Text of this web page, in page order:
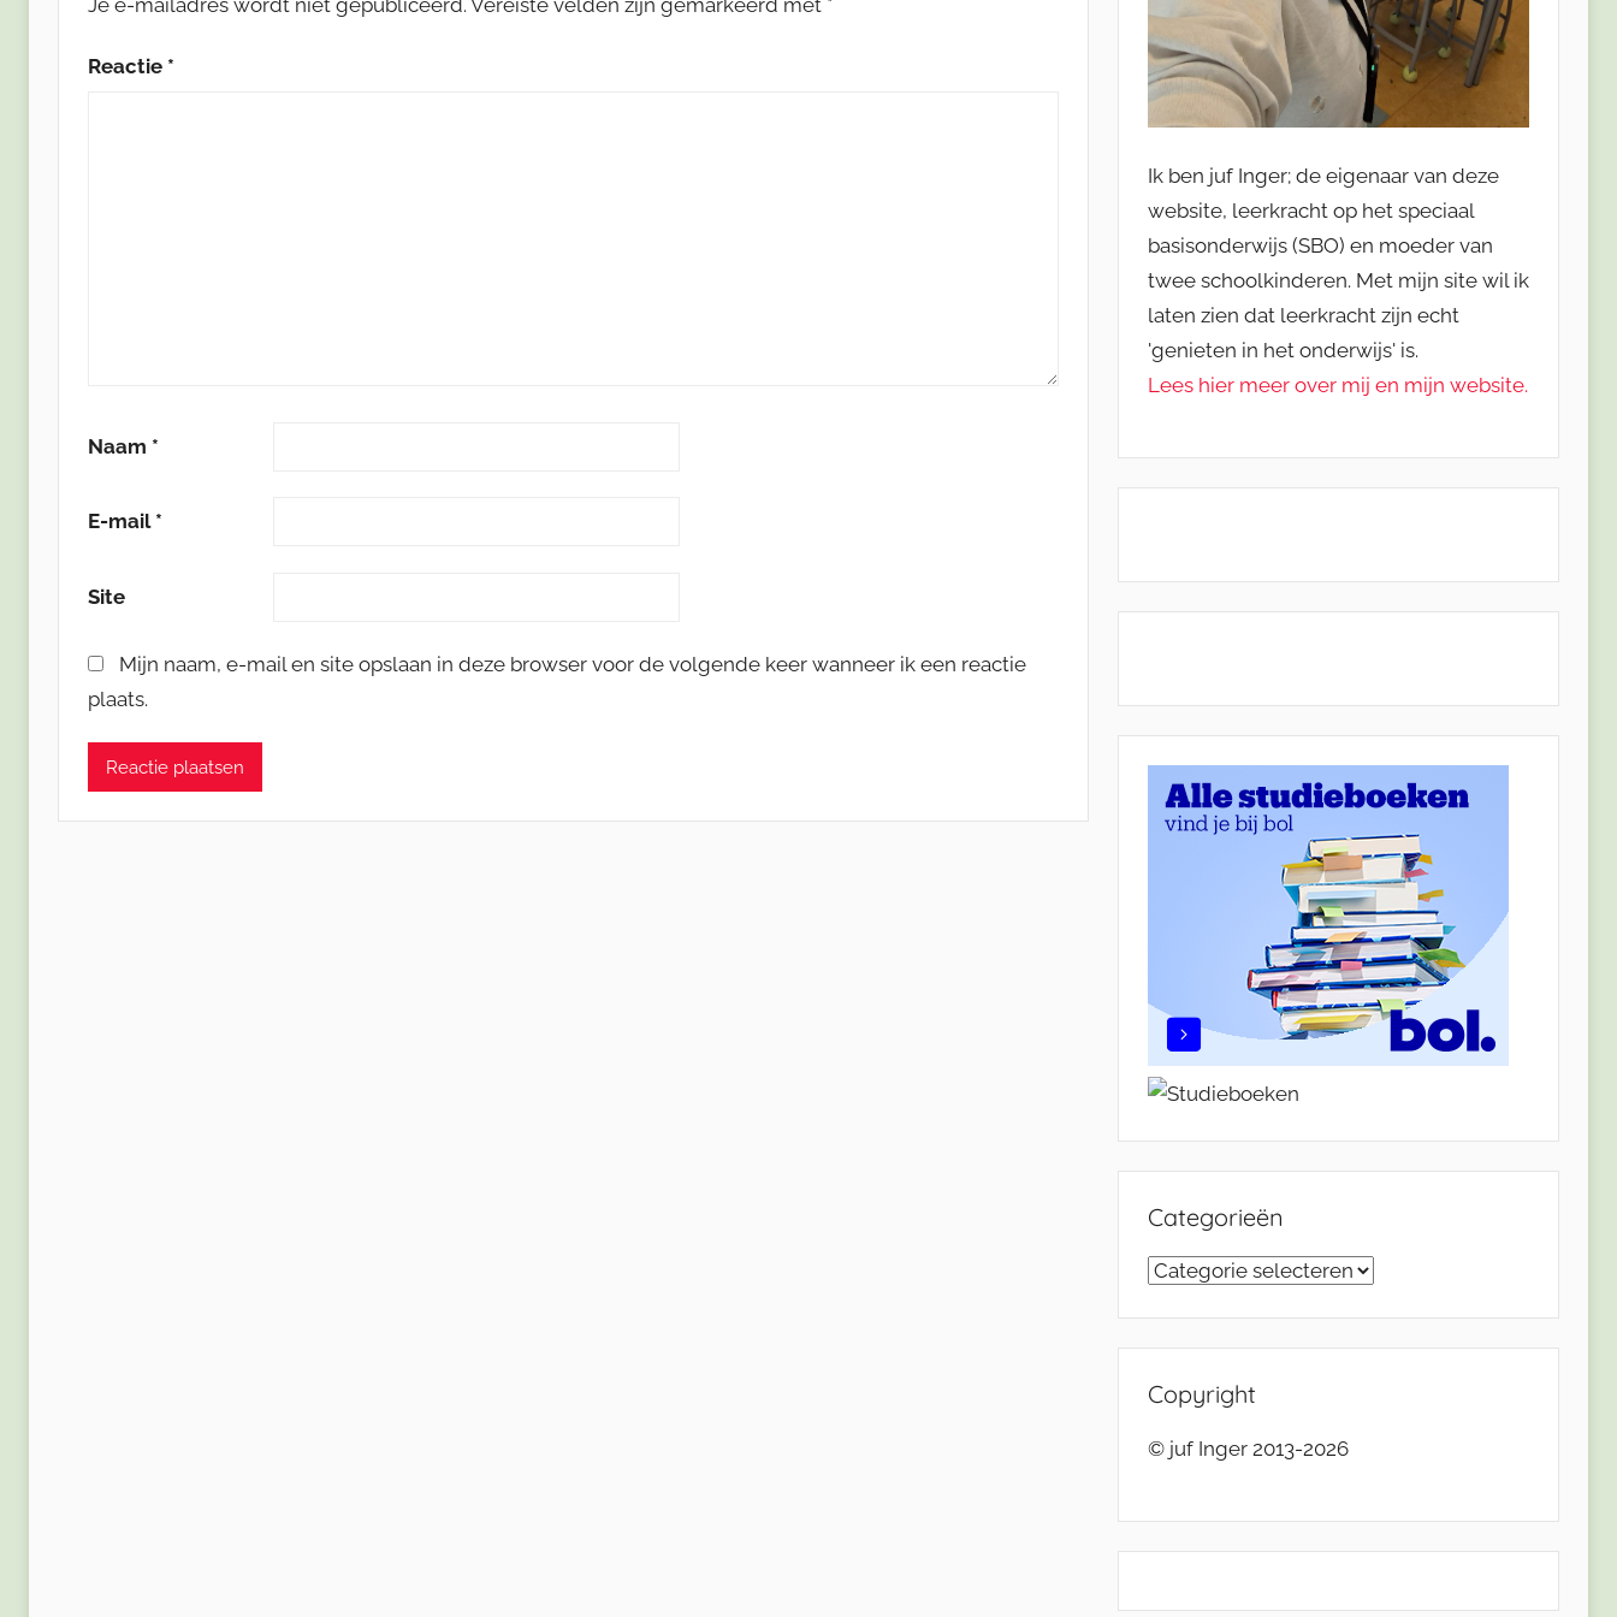
Je e-mailadres wordt niet gepubliceerd. Vereiste velden zijn gemarkeerd met *
Reactie *
Naam *
E-mail *
Site
Mijn naam, e-mail en site opslaan in deze browser voor de volgende keer wanneer ik een reactie
plaats.
Ik ben juf Inger; de eigenaar van deze
website, leerkracht op het speciaal
basisonderwijs (SBO) en moeder van
twee schoolkinderen. Met mijn site wil ik
laten zien dat leerkracht zijn echt
'genieten in het onderwijs' is.
Lees hier meer over mij en mijn website.
Categorieën
Categorieën
Copyright
© juf Inger 2013-2026